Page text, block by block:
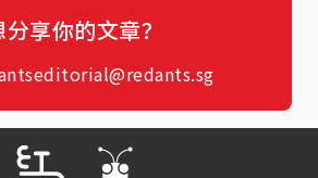
享你的文章？